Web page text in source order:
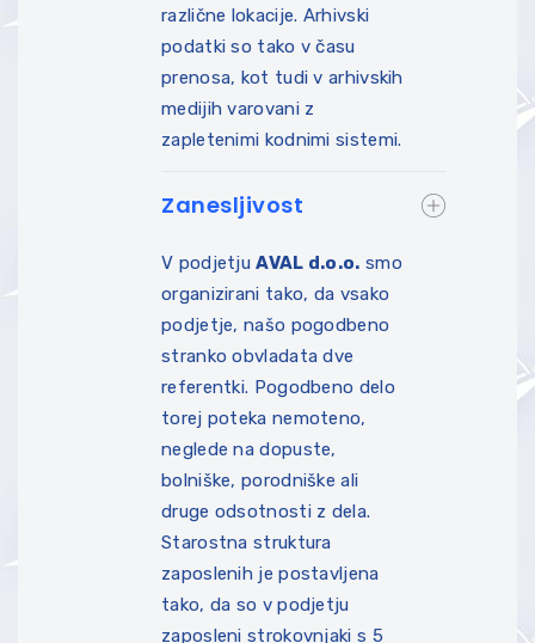
različne lokacije. Arhivski
podatki so tako v času
prenosa, kot tudi v arhivskih
medijih varovani z
zapletenimi kodnimi sistemi.
Zanesljivost
V podjetjuAVAL d.o.o. smo
organizirani tako, da vsako
podjetje, našo pogodbeno
stranko obvladata dve
referentki. Pogodbeno delo
torej poteka nemoteno,
neglede na dopuste,
bolniške, porodniške ali
druge odsotnosti z dela.
Starostna struktura
zaposlenih je postavljena
tako, da so v podjetju
zaposleni strokovnjaki s 5